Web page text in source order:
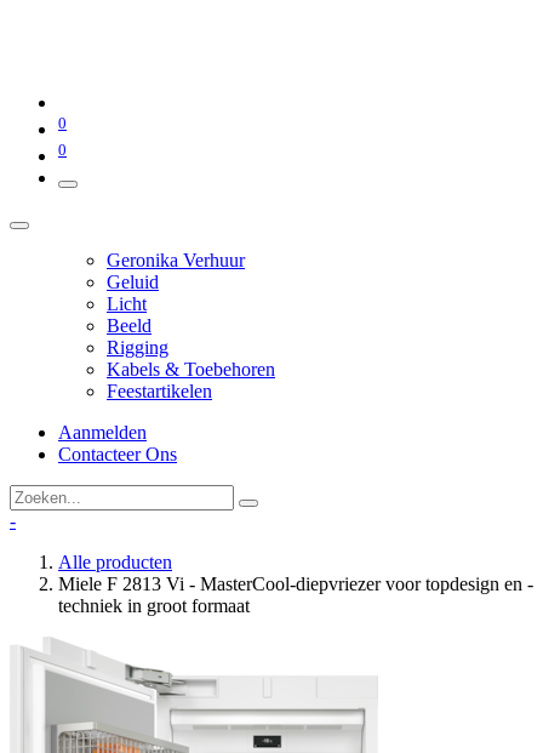
0
0
Geronika Verhuur
Geluid
Licht
Beeld
Rigging
Kabels & Toebehoren
Feestartikelen
Aanmelden
Contacteer Ons
-
Alle producten
Miele F 2813 Vi - MasterCool-diepvriezer voor topdesign en -
techniek in groot formaat